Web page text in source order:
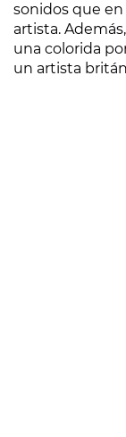
sonidos que
artista.
una colorida
un artista